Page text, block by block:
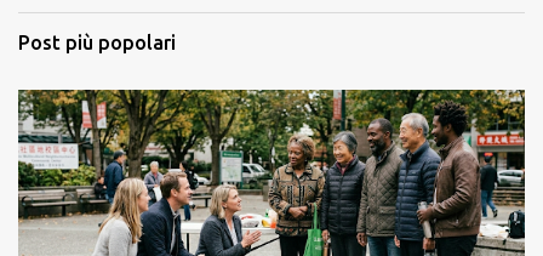
Post più popolari